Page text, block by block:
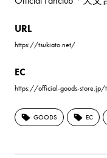
URL
https://tsukiato.net/
EC
https://official-goods-store.jp/
GOODS EC